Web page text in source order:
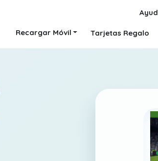
Recargar Móvil Tarjetas Regalo